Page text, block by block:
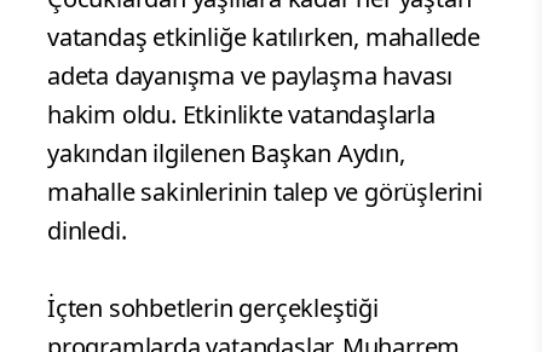
vatandaş etkinliğe katılırken, mahallede
adeta dayanışma ve paylaşma havası
hakim oldu. Etkinlikte vatandaşlarla
yakından ilgilenen Başkan Aydın,
mahalle sakinlerinin talep ve görüşlerini
dinledi.
İçten sohbetlerin gerçekleştiği